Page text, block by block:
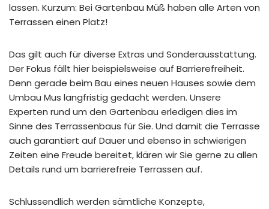
lassen. Kurzum: Bei Gartenbau Müß haben alle Arten von
Terrassen einen Platz!
Das gilt auch für diverse Extras und Sonderausstattung.
Der Fokus fällt hier beispielsweise auf Barrierefreiheit.
Denn gerade beim Bau eines neuen Hauses sowie dem
Umbau Mus langfristig gedacht werden. Unsere
Experten rund um den Gartenbau erledigen dies im
Sinne des Terrassenbaus für Sie. Und damit die Terrasse
auch garantiert auf Dauer und ebenso in schwierigen
Zeiten eine Freude bereitet, klären wir Sie gerne zu allen
Details rund um barrierefreie Terrassen auf.
Schlussendlich werden sämtliche Konzepte,